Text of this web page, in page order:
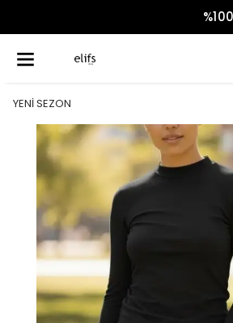
%100 YERLI MALI
YENİ SEZON